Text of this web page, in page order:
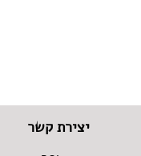
יצירת קשר